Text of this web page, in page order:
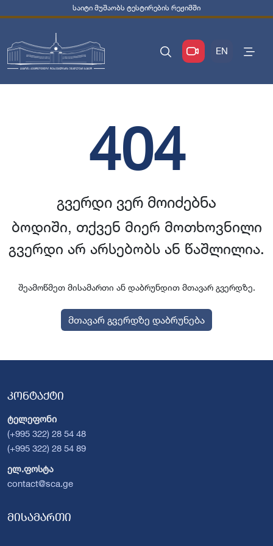
საიტი მუშაობს ტესტირების რეჟიმში
EN
404
გვერდი ვერ მოიძებნა
ბოდიში, თქვენ მიერ მოთხოვნილი
გვერდი არ არსებობს ან წაშლილია.
შეამოწმეთ მისამართი ან დაბრუნდით მთავარ გვერდზე.
მთავარ გვერდზე დაბრუნება
კონტაქტი
ტელეფონი
(+995 322) 28 54 48
(+995 322) 28 54 89
ელ.ფოსტა
contact@sca.ge
მისამართი